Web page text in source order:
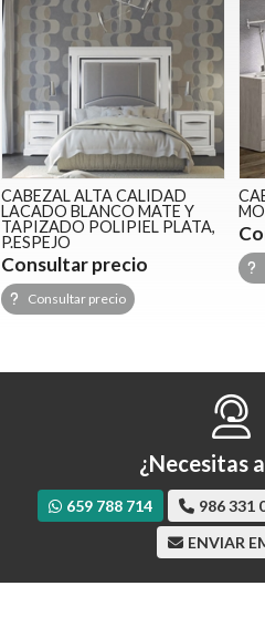
CABEZAL ALTA CALIDAD
LACADO BLANCO MATE Y
TAPIZADO POLIPIEL PLATA,
P.ESPEJO
Consultar precio
Consultar precio
¿Necesitas
659 788 714 986 331
ENVIAR